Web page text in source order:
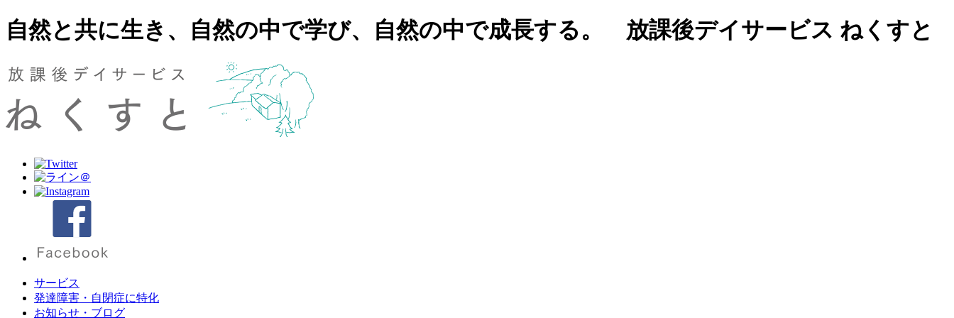
自然と共に生き、自然の中で学び、自然の中で成長する。 放課後デイサービス ねくすと
サービス
発達障害・自閉症に特化
お知らせ・ブログ